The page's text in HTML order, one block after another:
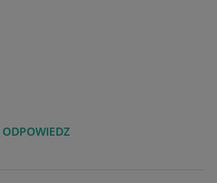
ODPOWIEDZ